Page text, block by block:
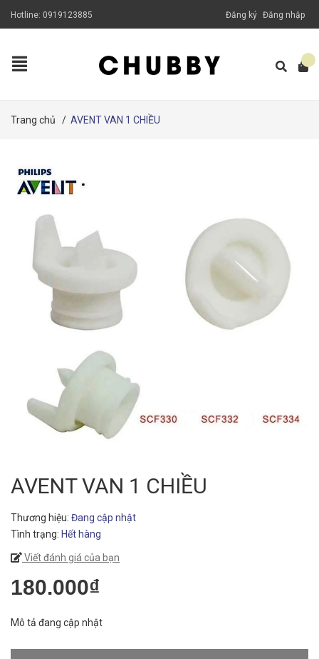
Hotline: 0919123885 Đăng ký Đăng nhập
Trang chủ / AVENT VAN 1 CHIỀU
AVENT VAN 1 CHIỀU
Thương hiệu: Đang cập nhật
Tình trạng: Hết hàng
Viết đánh giá của bạn
180.000₫
Mô tả đang cập nhật